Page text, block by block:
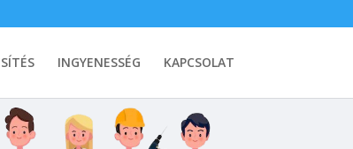
INGYENESSÉG KAPCSOLAT